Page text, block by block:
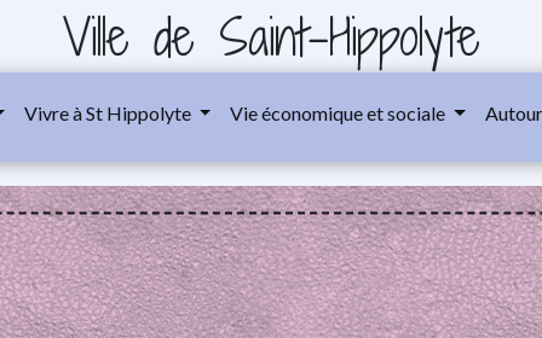
Ville de Saint-Hippolyte
Vivre à St Hippolyte Vie économique et sociale